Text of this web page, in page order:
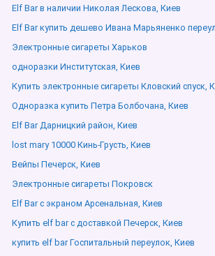
Elf Bar в наличии Николая Лескова, Киев
Elf Bar купить дешево Ивана Марьяненко
Электронные сигареты Харьков
одноразки Институтская, Киев
Купить электронные сигареты Кловский спуск,
Одноразка купить Петра Болбочана, Киев
Elf Bar Дарницкий район, Киев
lost mary 10000 Кинь-Грусть, Киев
Вейпы Печерск, Киев
Электронные сигареты Покровск
Elf Bar с экраном Арсенальная, Киев
Купить elf bar с доставкой Печерск, Киев
купить elf bar Госпитальный переулок, Киев